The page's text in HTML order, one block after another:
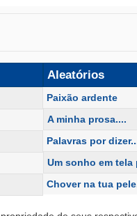
Aleatórios
Paixão ardente
A minha prosa....
Palavras por
Um sonho em tela
Chover na tua